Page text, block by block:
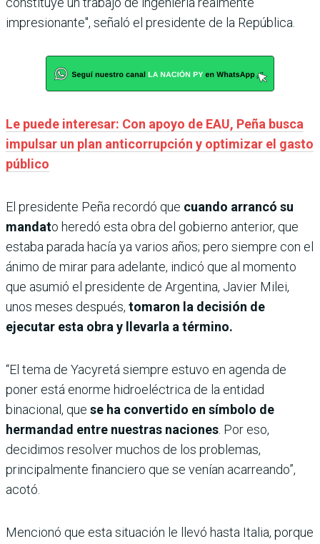
impresionante", señaló el presidente de la República.
Le puede interesar: Con apoyo de EAU, Peña busca
impulsar un plan anticorrupción y optimizar el gasto
público
El presidente Peña recordó que cuando arrancó su
mandato heredó esta obra del gobierno anterior, que
estaba parada hacía ya varios años; pero siempre con el
ánimo de mirar para adelante, indicó que al momento
que asumió el presidente de Argentina, Javier Milei,
unos meses después, tomaron la decisión de
ejecutar esta obra y llevarla a término.
“El tema de Yacyretá siempre estuvo en agenda de
poner está enorme hidroeléctrica de la entidad
binacional, que se ha convertido en símbolo de
hermandad entre nuestras naciones. Por eso,
decidimos resolver muchos de los problemas,
principalmente financiero que se venían acarreando”,
acotó.
Mencionó que esta situación le llevó hasta Italia, porque